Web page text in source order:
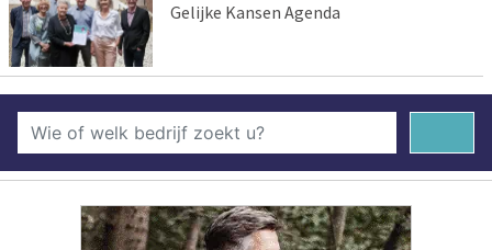
Gelijke Kansen Agenda